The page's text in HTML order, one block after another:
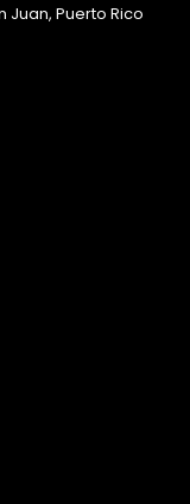
Juan, Puerto Rico